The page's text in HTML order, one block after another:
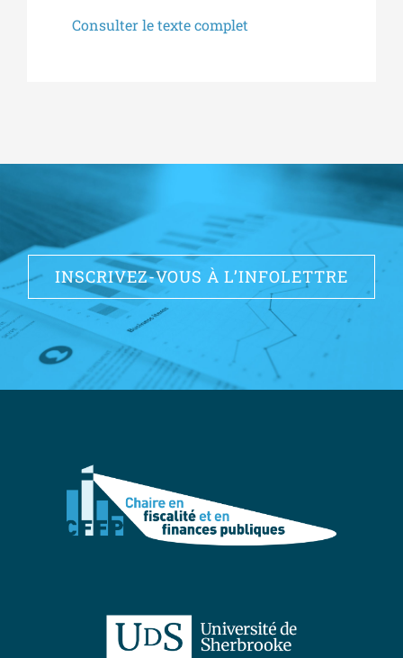
Consulter le texte complet
INSCRIVEZ-VOUS À L’INFOLETTRE